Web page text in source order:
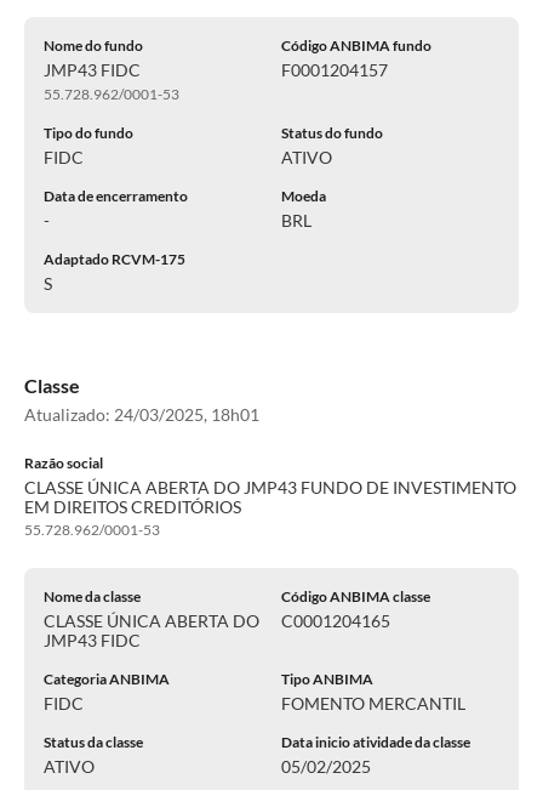
Nome do fundo
JMP43 FIDC
55.728.962/0001-53
Código ANBIMA fundo
F0001204157
Tipo do fundo
FIDC
Status do fundo
ATIVO
Data de encerramento
-
Moeda
BRL
Adaptado RCVM-175
S
Classe
Atualizado: 24/03/2025, 18h01
Razão social
CLASSE ÚNICA ABERTA DO JMP43 FUNDO DE INVESTIMENTO
EM DIREITOS CREDITÓRIOS
55.728.962/0001-53
Nome da classe
CLASSE ÚNICA ABERTA DO
JMP43 FIDC
Código ANBIMA classe
C0001204165
Categoria ANBIMA
FIDC
Tipo ANBIMA
FOMENTO MERCANTIL
Status da classe
ATIVO
Data inicio atividade da classe
05/02/2025